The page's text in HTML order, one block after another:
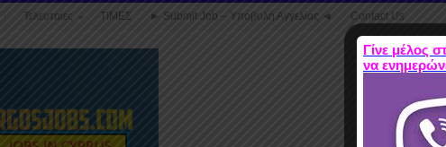
Τελευταίες ΤΙΜΕΣ ► Submit Job – Υποβολή Αγγελίας ◄ Contact Us
Γίνε μέλος
να